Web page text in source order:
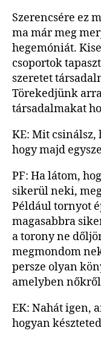
Szerencsére ez
ma már meg
hegemóniát.
csoportok
szeretet
Törekedjünk
társadalmakat
KE: Mit csinálsz,
hogy majd
PF: Ha látom,
sikerül neki,
Például tornyot
magasabbra
a torony ne
megmondom
persze olyan
amelyben nőkről
EK: Nahát igen,
hogyan